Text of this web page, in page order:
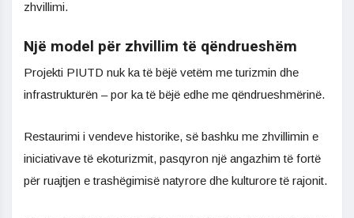
zhvillimi.
Një model për zhvillim të qëndrueshëm
Projekti PIUTD nuk ka të bëjë vetëm me turizmin dhe
infrastrukturën – por ka të bëjë edhe me qëndrueshmërinë.
Restaurimi i vendeve historike, së bashku me zhvillimin e
iniciativave të ekoturizmit, pasqyron një angazhim të fortë
për ruajtjen e trashëgimisë natyrore dhe kulturore të rajonit.